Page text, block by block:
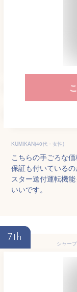
KUMIKAN(40代・女性)
こちらの手ごろな
保証も付いている
スター送付運転機
いいです。
7th
シャー